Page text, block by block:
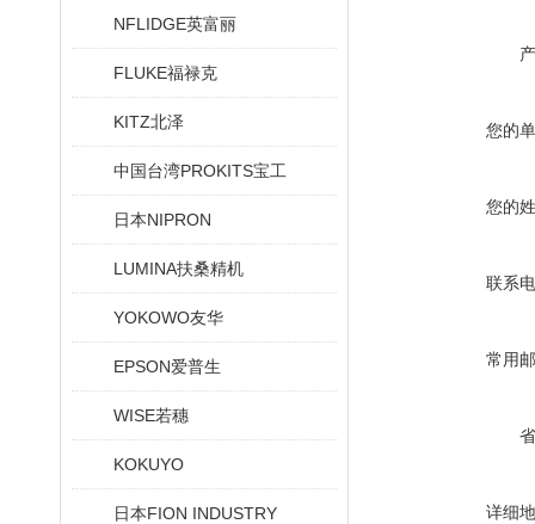
NFLIDGE英富丽
FLUKE福禄克
KITZ北泽
中国台湾PROKITS宝工
日本NIPRON
LUMINA扶桑精机
YOKOWO友华
EPSON爱普生
WISE若穗
KOKUYO
日本FION INDUSTRY
您的
您的
联系
常用
详细